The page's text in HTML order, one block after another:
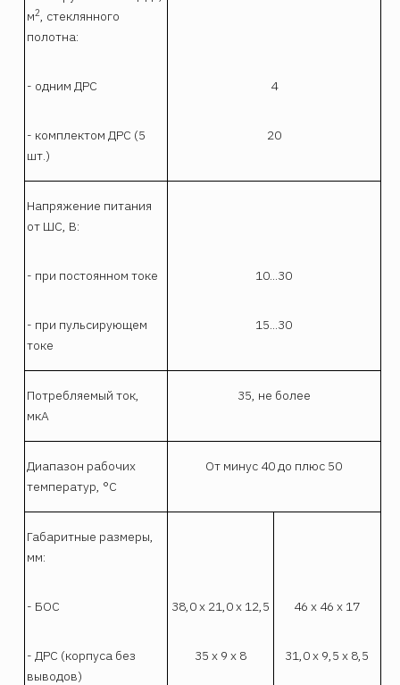
м2, стеклянного
полотна:
- одним ДРС 4
- комплектом ДРС (5
шт.)
20
Напряжение питания
от ШС, В:
- при постоянном токе 10...30
- при пульсирующем
токе
15...30
Потребляемый ток,
мкА
35, не более
Диапазон рабочих
температур, °С
От минус 40 до плюс 50
Габаритные размеры,
мм:
- БОС 38,0 х 21,0 х 12,5 46 х 46 х 17
- ДРС (корпуса без
выводов)
35 х 9 х 8 31,0 х 9,5 х 8,5